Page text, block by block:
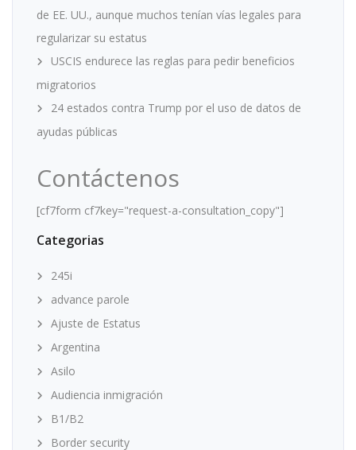
de EE. UU., aunque muchos tenían vías legales para
regularizar su estatus
USCIS endurece las reglas para pedir beneficios
migratorios
24 estados contra Trump por el uso de datos de
ayudas públicas
Contáctenos
[cf7form cf7key="request-a-consultation_copy"]
Categorias
245i
advance parole
Ajuste de Estatus
Argentina
Asilo
Audiencia inmigración
B1/B2
Border security